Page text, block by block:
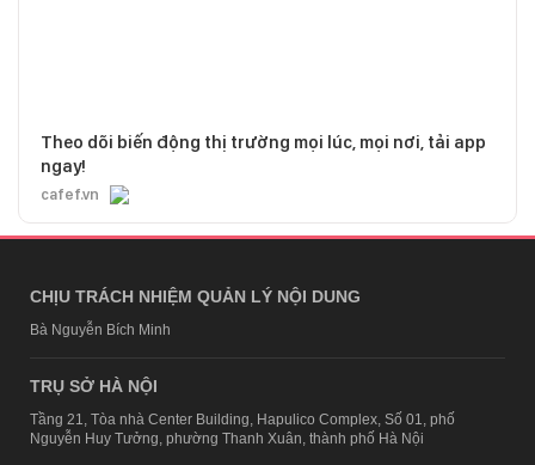
Theo dõi biến động thị trường mọi lúc, mọi nơi, tải app
ngay!
cafef.vn
CHỊU TRÁCH NHIỆM QUẢN LÝ NỘI DUNG
Bà Nguyễn Bích Minh
TRỤ SỞ HÀ NỘI
Tầng 21, Tòa nhà Center Building, Hapulico Complex, Số 01, phố
Nguyễn Huy Tưởng, phường Thanh Xuân, thành phố Hà Nội